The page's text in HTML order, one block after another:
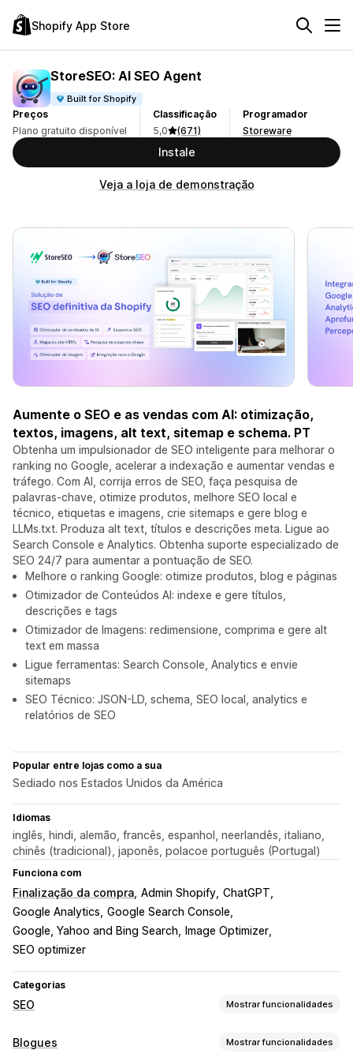
Shopify App Store
StoreSEO: AI SEO Agent
Built for Shopify
Preços
Plano gratuito disponível
Classificação
5,0
(671)
Programador
Storeware
Instale
Veja a loja de demonstração
Aumente o SEO e as vendas com AI: otimização,
textos, imagens, alt text, sitemap e schema. PT
Obtenha um impulsionador de SEO inteligente para melhorar o
ranking no Google, acelerar a indexação e aumentar vendas e
tráfego. Com AI, corrija erros de SEO, faça pesquisa de
palavras-chave, otimize produtos, melhore SEO local e
técnico, etiquetas e imagens, crie sitemaps e gere blog e
LLMs.txt. Produza alt text, títulos e descrições meta. Ligue ao
Search Console e Analytics. Obtenha suporte especializado de
SEO 24/7 para aumentar a pontuação de SEO.
Melhore o ranking Google: otimize produtos, blog e páginas
Otimizador de Conteúdos AI: indexe e gere títulos,
descrições e tags
Otimizador de Imagens: redimensione, comprima e gere alt
text em massa
Ligue ferramentas: Search Console, Analytics e envie
sitemaps
SEO Técnico: JSON-LD, schema, SEO local, analytics e
relatórios de SEO
Popular entre lojas como a sua
Sediado nos Estados Unidos da América
Idiomas
inglês, hindi, alemão, francês, espanhol, neerlandês, italiano,
chinês (tradicional), japonês, polacoe português (Portugal)
Funciona com
Finalização da compra Admin Shopify ChatGPT
Google Analytics Google Search Console
Google, Yahoo and Bing Search
Image Optimizer
SEO optimizer
Categorias
SEO Mostrar funcionalidades
Ferramentas de SEO
Blogues Mostrar funcionalidades